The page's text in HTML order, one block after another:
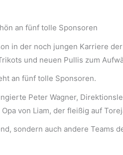
an fünf tolle Sponsoren
in der noch jungen Karriere
und neuen Pullis zum
an fünf tolle Sponsoren.
Peter Wagner,
von Liam, der fleißig auf
sondern auch andere Teams